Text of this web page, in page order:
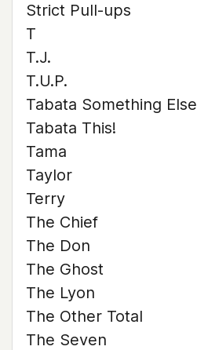
Strict Pull-ups
T
T.J.
T.U.P.
Tabata Something Else
Tabata This!
Tama
Taylor
Terry
The Chief
The Don
The Ghost
The Lyon
The Other Total
The Seven